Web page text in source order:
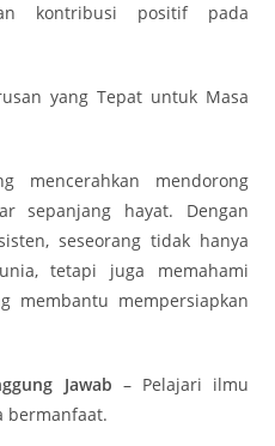
kontribusi positif pada
yang Tepat untuk Masa
mencerahkan mendorong
sepanjang hayat. Dengan
seseorang tidak hanya
tetapi juga memahami
membantu mempersiapkan
Jawab – Pelajari ilmu
bermanfaat.